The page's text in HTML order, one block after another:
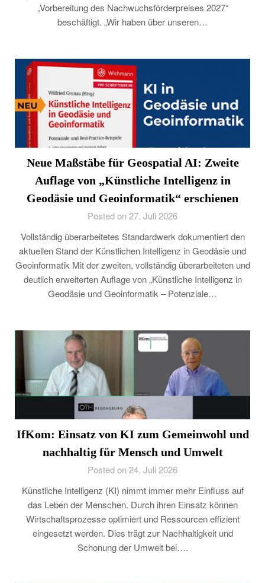
„Vorbereitung des Nachwuchsförderpreises 2027“
beschäftigt. „Wir haben über unseren…
Neue Maßstäbe für Geospatial AI: Zweite
Auflage von „Künstliche Intelligenz in
Geodäsie und Geoinformatik“ erschienen
Posted on 27. Juli 2026
Vollständig überarbeitetes Standardwerk dokumentiert den
aktuellen Stand der Künstlichen Intelligenz in Geodäsie und
Geoinformatik Mit der zweiten, vollständig überarbeiteten und
deutlich erweiterten Auflage von „Künstliche Intelligenz in
Geodäsie und Geoinformatik – Potenziale…
IfKom: Einsatz von KI zum Gemeinwohl und
nachhaltig für Mensch und Umwelt
Posted on 24. Juli 2026
Künstliche Intelligenz (KI) nimmt immer mehr Einfluss auf
das Leben der Menschen. Durch ihren Einsatz können
Wirtschaftsprozesse optimiert und Ressourcen effizient
eingesetzt werden. Dies trägt zur Nachhaltigkeit und
Schonung der Umwelt bei….